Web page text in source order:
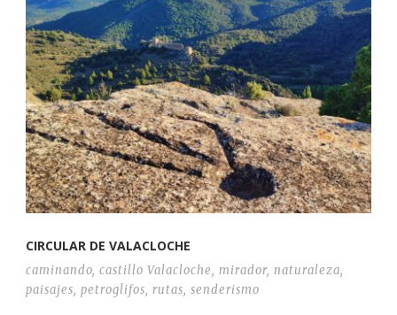
CIRCULAR DE VALACLOCHE
caminando, castillo Valacloche, mirador, naturaleza,
paisajes, petroglifos, rutas, senderismo